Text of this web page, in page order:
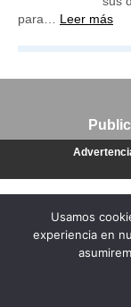
para… Leer más
Usamos
experiencia en